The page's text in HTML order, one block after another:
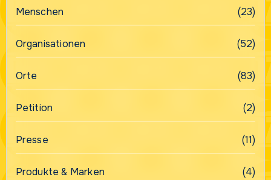
Menschen (23)
Organisationen (52)
Orte (83)
Petition (2)
Presse (11)
Produkte & Marken (4)